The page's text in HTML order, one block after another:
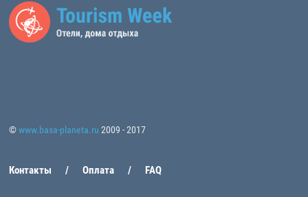
©www.basa-planeta.ru 2009 - 2017
Контакты Оплата FAQ